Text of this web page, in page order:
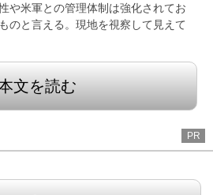
や米軍との管理体制は強化されてお
のと言える。現地を視察して見えて
文を読む
PR